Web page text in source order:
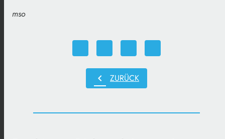
mso
chevron_left ZURÜCK